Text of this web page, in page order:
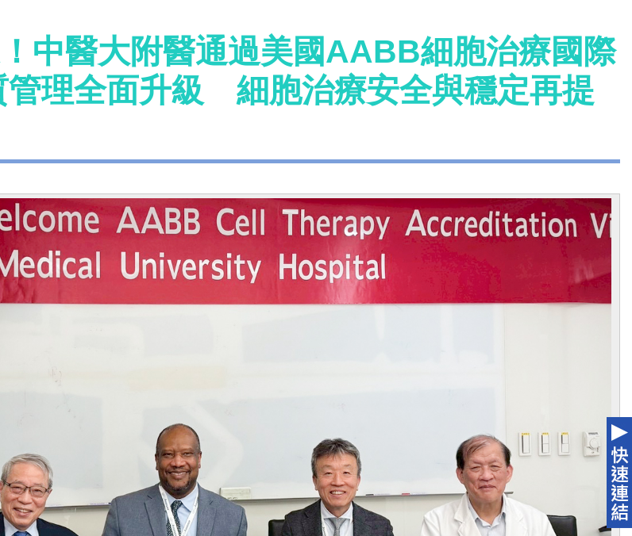
中醫大附醫通過美國AABB細胞治療國際
管理全面升級 細胞治療安全與穩定再提